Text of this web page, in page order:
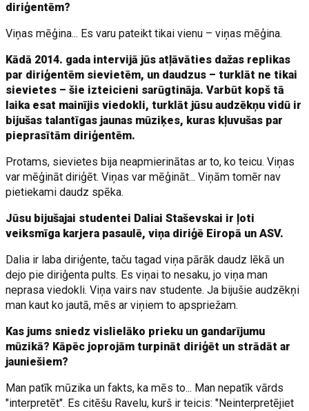
diriģentēm?
Viņas mēģina... Es varu pateikt tikai vienu – viņas mēģina.
Kādā 2014. gada intervijā jūs atļāvāties dažas replikas
par diriģentēm sievietēm, un daudzus – turklāt ne tikai
sievietes – šie izteicieni sarūgtināja. Varbūt kopš tā
laika esat mainījis viedokli, turklāt jūsu audzēkņu vidū ir
bijušas talantīgas jaunas mūziķes, kuras kļuvušas par
pieprasītām diriģentēm.
Protams, sievietes bija neapmierinātas ar to, ko teicu. Viņas
var mēģināt diriģēt. Viņas var mēģināt... Viņām tomēr nav
pietiekami daudz spēka.
Jūsu bijušajai studentei Daliai Staševskai ir ļoti
veiksmīga karjera pasaulē, viņa diriģē Eiropā un ASV.
Dalia ir laba diriģente, taču tagad viņa pārāk daudz lēkā un
dejo pie diriģenta pults. Es viņai to nesaku, jo viņa man
neprasa viedokli. Viņa vairs nav studente. Ja bijušie audzēkņi
man kaut ko jautā, mēs ar viņiem to apspriežam.
Kas jums sniedz vislielāko prieku un gandarījumu
mūzikā? Kāpēc joprojām turpināt diriģēt un strādāt ar
jauniešiem?
Man patīk mūzika un fakts, ka mēs to... Man nepatīk vārds
"interpretēt". Es citēšu Ravelu, kurš ir teicis: "Neinterpretējiet